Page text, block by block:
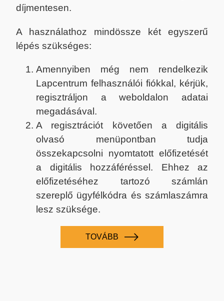
díjmentesen.
A használathoz mindössze két egyszerű
lépés szükséges:
Amennyiben még nem rendelkezik
Lapcentrum felhasználói fiókkal, kérjük,
regisztráljon a weboldalon adatai
megadásával.
A regisztrációt követően a digitális
olvasó menüpontban tudja
összekapcsolni nyomtatott előfizetését
a digitális hozzáféréssel. Ehhez az
előfizetéséhez tartozó számlán
szereplő ügyfélkódra és számlaszámra
lesz szüksége.
TOVÁBB